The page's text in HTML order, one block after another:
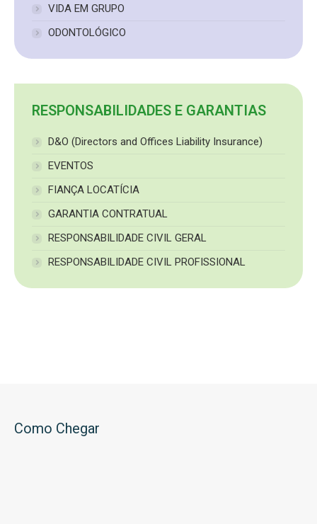
VIDA EM GRUPO
ODONTOLÓGICO
RESPONSABILIDADES E GARANTIAS
D&O (Directors and Offices Liability Insurance)
EVENTOS
FIANÇA LOCATÍCIA
GARANTIA CONTRATUAL
RESPONSABILIDADE CIVIL GERAL
RESPONSABILIDADE CIVIL PROFISSIONAL
Como Chegar